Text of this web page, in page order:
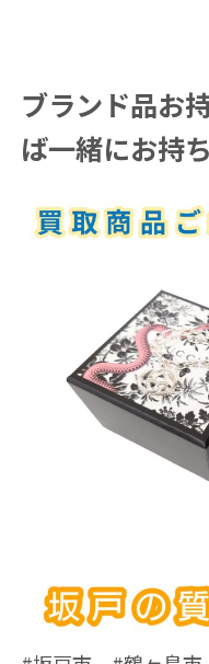
ブランド品お
ば一緒にお持